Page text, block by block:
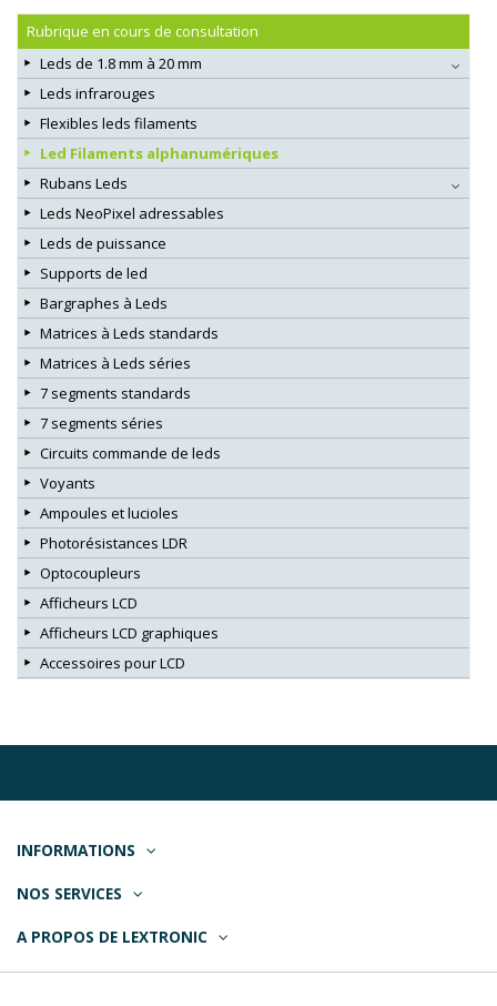
Rubrique en cours de consultation
Leds de 1.8 mm à 20 mm
Leds infrarouges
Flexibles leds filaments
Led Filaments alphanumériques
Rubans Leds
Leds NeoPixel adressables
Leds de puissance
Supports de led
Bargraphes à Leds
Matrices à Leds standards
Matrices à Leds séries
7 segments standards
7 segments séries
Circuits commande de leds
Voyants
Ampoules et lucioles
Photorésistances LDR
Optocoupleurs
Afficheurs LCD
Afficheurs LCD graphiques
Accessoires pour LCD
INFORMATIONS
NOS SERVICES
A PROPOS DE LEXTRONIC